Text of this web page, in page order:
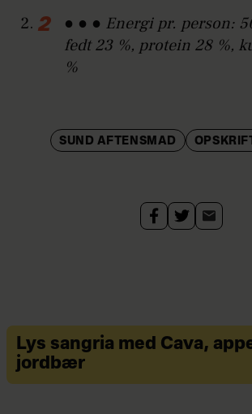
● ● ● Energi pr. person:
fedt 23 %, protein 28 %,
%
SUND AFTENSMAD
Lys sangria med Cava,
jordbær